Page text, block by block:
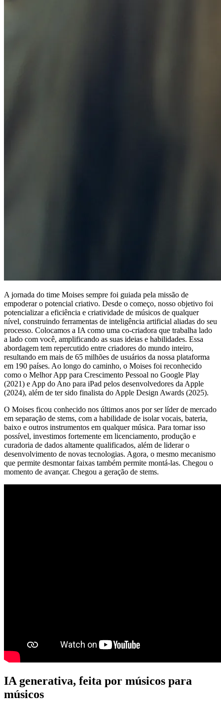
A jornada do time Moises sempre foi guiada pela missão de
empoderar o potencial criativo. Desde o começo, nosso objetivo foi
potencializar a eficiência e criatividade de músicos de qualquer
nível, construindo ferramentas de inteligência artificial aliadas do seu
processo. Colocamos a IA como uma co-criadora que trabalha lado
a lado com você, amplificando as suas ideias e habilidades. Essa
abordagem tem repercutido entre criadores do mundo inteiro,
resultando em mais de 65 milhões de usuários da nossa plataforma
em 190 países. Ao longo do caminho, o Moises foi reconhecido
como o Melhor App para Crescimento Pessoal no Google Play
(2021) e App do Ano para iPad pelos desenvolvedores da Apple
(2024), além de ter sido finalista do Apple Design Awards (2025).
O Moises ficou conhecido nos últimos anos por ser líder de mercado
em separação de stems, com a habilidade de isolar vocais, bateria,
baixo e outros instrumentos em qualquer música. Para tornar isso
possível, investimos fortemente em licenciamento, produção e
curadoria de dados altamente qualificados, além de liderar o
desenvolvimento de novas tecnologias. Agora, o mesmo mecanismo
que permite desmontar faixas também permite montá-las. Chegou o
momento de avançar. Chegou a geração de stems.
IA generativa, feita por músicos para
músicos